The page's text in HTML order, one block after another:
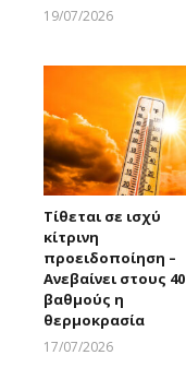
19/07/2026
Τίθεται σε ισχύ
κίτρινη
προειδοποίηση –
Ανεβαίνει στους 40
βαθμούς η
θερμοκρασία
17/07/2026